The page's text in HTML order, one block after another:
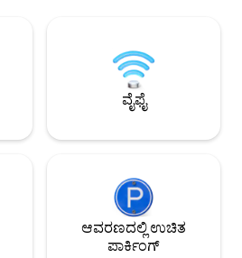
ಶೀಘ್ರದಲ್ಲೇ
ಮತ್ತು ಲುಕ್.
ಕೊಲ್ಲಿ ಮತ್ತು ಅದರ
ನೀಡಲು ಸೂಕ್ತವಾಗಿದೆ
ವೈಫೈ
ಆವರಣದಲ್ಲಿ ಉಚಿತ
ಪಾರ್ಕಿಂಗ್